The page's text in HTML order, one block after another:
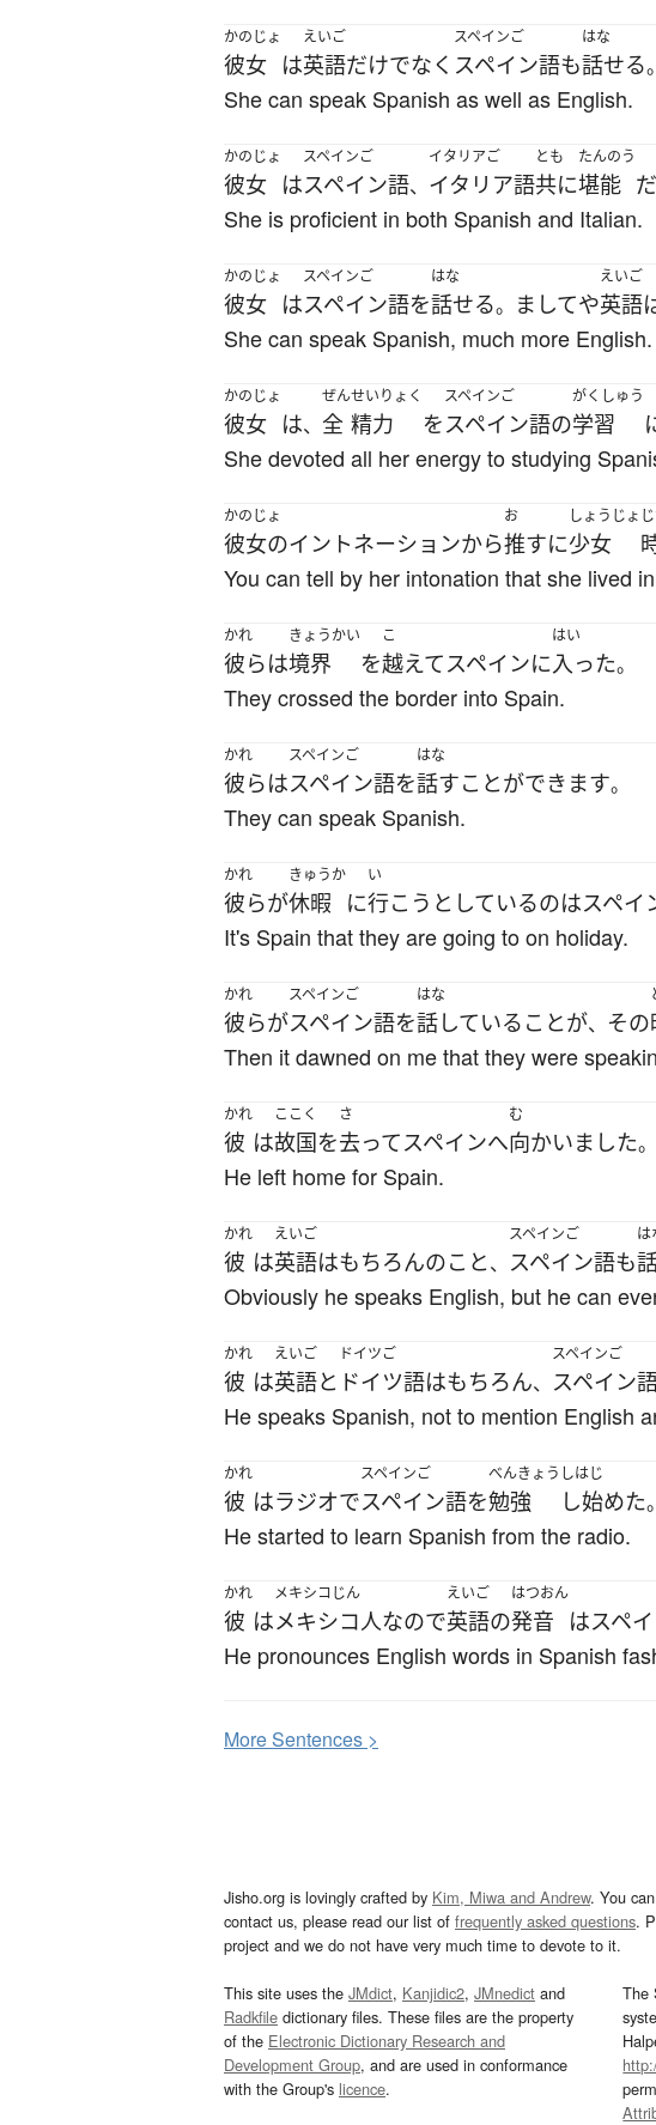
かのじょ
彼女 は
えいご
英語だけでなく
スペインご
スペイン語も
はな
話せる。
She can speak Spanish as well as English.
かのじょ
彼女 は
スペインご
スペイン語、
イタリアご
イタリア語
とも
共に
たんのう
堪能 だ
She is proficient in both Spanish and Italian.
かのじょ
彼女 は
スペインご
スペイン語を
はな
話せる。 ましてや
えいご
英語
She can speak Spanish, much more English.
かのじょ
彼女 は、
ぜん
全
せいりょく
精力 を
スペインご
スペイン語の
がくしゅう
学習
She devoted all her energy to studying
かのじょ
彼女のイントネーションから
お
推すに
しょうじょ
少女
You can tell by her intonation that she lived
かれ
彼らは
きょうかい
境界 を
こ
越えてスペインに
はい
入った。
They crossed the border into Spain.
かれ
彼らは
スペインご
スペイン語を
はな
話すことができます。
They can speak Spanish.
かれ
彼らが
きゅうか
休暇 に
い
行こう としているのはスペイ
It's Spain that they are going to on holiday.
かれ
彼らが
スペインご
スペイン語を
はな
話している ことが、 その
Then it dawned on me that they were
かれ
彼 は
ここく
故国を
さ
去ってスペインへ
む
向かいました。
He left home for Spain.
かれ
彼 は
えいご
英語はもちろんのこと、
スペインご
スペイン語も
は
Obviously he speaks English, but he can
かれ
彼 は
えいご
英語と
ドイツご
ドイツ語はもちろん、
スペインご
スペイン
He speaks Spanish, not to mention English
かれ
彼 はラジオで
スペインご
スペイン語を
べんきょう
勉強
しはじ
し始めた。
He started to learn Spanish from the radio.
かれ
彼 は
メキシコじん
メキシコ人なので
えいご
英語の
はつおん
発音 はスペ
He pronounces English words in Spanish
MoreSentences >
Jisho.org is lovingly crafted by Kim, Miwa and Andrew. You
contact us, please read our list of frequently asked questions.
project and we do not have very much time to devote to it.
This site uses the JMdict, Kanjidic2, JMnedict and
Radkfile dictionary files. These files are the property
of the Electronic Dictionary Research and
Development Group, and are used in conformance
with the Group's licence.
The